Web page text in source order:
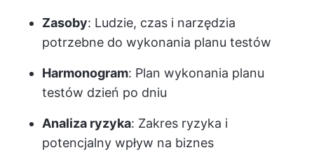
Zasoby: Ludzie, czas i narzędzia
potrzebne do wykonania planu testów
Harmonogram: Plan wykonania planu
testów dzień po dniu
Analiza ryzyka: Zakres ryzyka i
potencjalny wpływ na biznes